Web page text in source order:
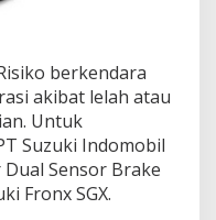
berkendara
akibat lelah atau
Untuk
Suzuki Indomobil
Sensor Brake
Fronx SGX.